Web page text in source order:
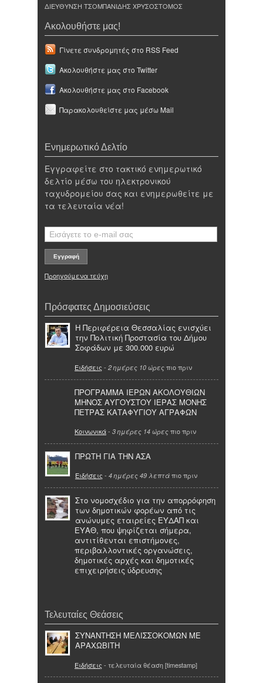
ΔΙΕΥΘΥΝΣΗ ΤΣΟΜΠΑΝΙΔΗΣ ΧΡΥΣΟΣΤΟΜΟΣ
Ακολουθήστε μας!
Γίνετε συνδρομητές στο RSS Feed
Ακολουθήστε μας στο Twitter
Ακολουθήστε μας στο Facebook
Παρακολουθείστε μας μέσω Mail
Ενημερωτικό Δελτίο
Εγγραφείτε στο τακτικό ενημερωτικό
δελτίο μέσω του ηλεκτρονικού
ταχυδρομείου σας και ενημερωθείτε με
τα τελευταία νέα!
Προηγούμενα τεύχη
Πρόσφατες Δημοσιεύσεις
Η Περιφέρεια Θεσσαλίας ενισχύει
την Πολιτική Προστασία του Δήμου
Σοφάδων με 300.000 ευρώ
Ειδήσεις - 2 ημέρες 10 ώρες πιο πριν
ΠΡΟΓΡΑΜΜΑ ΙΕΡΩΝ ΑΚΟΛΟΥΘΙΩΝ
ΜΗΝΟΣ ΑΥΓΟΥΣΤΟΥ ΙΕΡΑΣ ΜΟΝΗΣ
ΠΕΤΡΑΣ ΚΑΤΑΦΥΓΙΟΥ ΑΓΡΑΦΩΝ
Κοινωνικά- 3 ημέρες 14 ώρες πιο πριν
ΠΡΩΤΗ ΓΙΑ ΤΗΝ ΑΣΑ
Ειδήσεις - 4 ημέρες 49 λεπτά πιο πριν
Στο νομοσχέδιο για την απορρόφηση
των δημοτικών φορέων από τις
ανώνυμες εταιρείες ΕΥΔΑΠ και
ΕΥΑΘ, που ψηφίζεται σήμερα,
αντιτίθενται επιστήμονες,
περιβαλλοντικές οργανώσεις,
δημοτικές αρχές και δημοτικές
επιχειρήσεις ύδρευσης
Τελευταίες Θεάσεις
ΣΥΝΑΝΤΗΣΗ ΜΕΛΙΣΣΟΚΟΜΩΝ ΜΕ
ΑΡΑΧΩΒΙΤΗ
Ειδήσεις - τελευταία θέαση [timestamp]